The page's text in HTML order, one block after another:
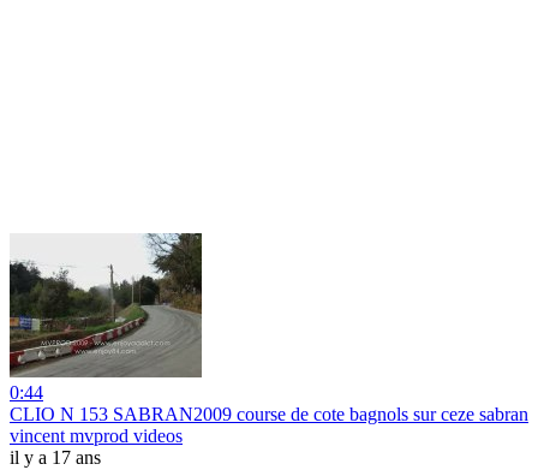
0:44
CLIO N 153 SABRAN2009 course de cote bagnols sur ceze sabran
vincent mvprod videos
il y a 17 ans